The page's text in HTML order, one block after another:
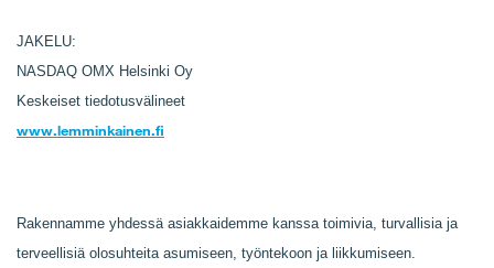
JAKELU:
NASDAQ OMX Helsinki Oy
Keskeiset tiedotusvälineet
www.lemminkainen.fi
Rakennamme yhdessä asiakkaidemme kanssa toimivia, turvallisia ja
terveellisiä olosuhteita asumiseen, työntekoon ja liikkumiseen.